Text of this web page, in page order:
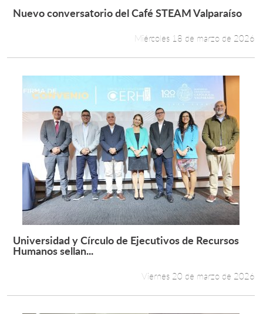
Leer más +
Nuevo conversatorio del Café STEAM Valparaíso
Miércoles 18 de marzo de 2026
Leer más +
Universidad y Círculo de Ejecutivos de Recursos
Humanos sellan...
Viernes 20 de marzo de 2026